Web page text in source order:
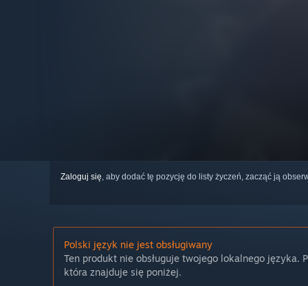
Zaloguj się, aby dodać tę pozycję do listy życzeń, zacząć ją
Polski język nie jest obsługiwany
Ten produkt nie obsługuje twojego lokalnego języka.
która znajduje się poniżej.